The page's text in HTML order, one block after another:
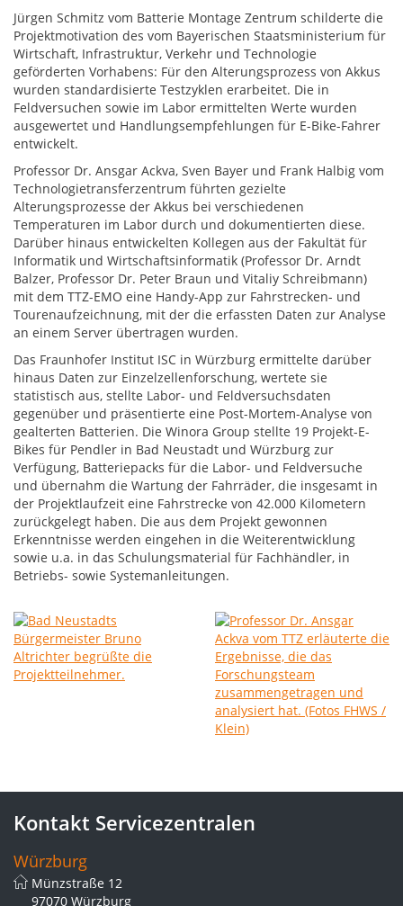
Jürgen Schmitz vom Batterie Montage Zentrum schilderte die
Projektmotivation des vom Bayerischen Staatsministerium für
Wirtschaft, Infrastruktur, Verkehr und Technologie
geförderten Vorhabens: Für den Alterungsprozess von Akkus
wurden standardisierte Testzyklen erarbeitet. Die in
Feldversuchen sowie im Labor ermittelten Werte wurden
ausgewertet und Handlungsempfehlungen für E-Bike-Fahrer
entwickelt.
Professor Dr. Ansgar Ackva, Sven Bayer und Frank Halbig vom
Technologietransferzentrum führten gezielte
Alterungsprozesse der Akkus bei verschiedenen
Temperaturen im Labor durch und dokumentierten diese.
Darüber hinaus entwickelten Kollegen aus der Fakultät für
Informatik und Wirtschaftsinformatik (Professor Dr. Arndt
Balzer, Professor Dr. Peter Braun und Vitaliy Schreibmann)
mit dem TTZ-EMO eine Handy-App zur Fahrstrecken- und
Tourenaufzeichnung, mit der die erfassten Daten zur Analyse
an einem Server übertragen wurden.
Das Fraunhofer Institut ISC in Würzburg ermittelte darüber
hinaus Daten zur Einzelzellenforschung, wertete sie
statistisch aus, stellte Labor- und Feldversuchsdaten
gegenüber und präsentierte eine Post-Mortem-Analyse von
gealterten Batterien. Die Winora Group stellte 19 Projekt-E-
Bikes für Pendler in Bad Neustadt und Würzburg zur
Verfügung, Batteriepacks für die Labor- und Feldversuche
und übernahm die Wartung der Fahrräder, die insgesamt in
der Projektlaufzeit eine Fahrstrecke von 42.000 Kilometern
zurückgelegt haben. Die aus dem Projekt gewonnen
Erkenntnisse werden eingehen in die Weiterentwicklung
sowie u.a. in das Schulungsmaterial für Fachhändler, in
Betriebs- sowie Systemanleitungen.
Kontakt Servicezentralen
Würzburg
Münzstraße 12
97070 Würzburg